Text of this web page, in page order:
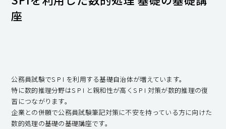
研究活動
座
公務員試験でS P I を利用する基礎自治体が増えています。
特に数的推理分野はS P I と親和性が高くS P I 対策が数的推理の復
習につながります。
企業との併願で公務員試験筆記対策に不安を持っている方に向けた
数的処理の基礎の基礎講座です。